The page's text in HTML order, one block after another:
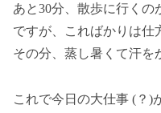
あと30分、散歩に行く
ですが、こればかりは仕
その分、蒸し暑くて汗を
これで今日の大仕事 (？)